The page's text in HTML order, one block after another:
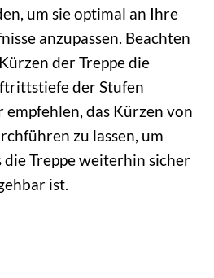
um sie optimal an Ihre
anzupassen. Beachten
der Treppe die
der Stufen
das Kürzen von
zu lassen, um
die Treppe weiterhin sicher
ist.